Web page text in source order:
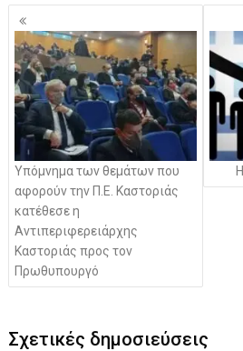
Πλοήγηση
άρθρων
Υπόμνημα των θεμάτων που
αφορούν την Π.Ε. Καστοριάς
κατέθεσε η
Αντιπεριφερειάρχης
Καστοριάς προς τον
Πρωθυπουργό
Σχετικές δημοσιεύσεις